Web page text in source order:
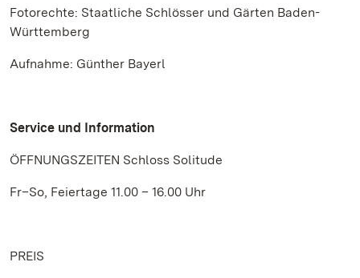
Fotorechte: Staatliche Schlösser und Gärten Baden-
Württemberg
Aufnahme: Günther Bayerl
Service und Information
ÖFFNUNGSZEITEN Schloss Solitude
Fr–So, Feiertage 11.00 – 16.00 Uhr
PREIS